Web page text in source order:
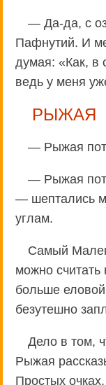
— Да-да, с
Пафнутий. И
думая: «Как, в
ведь у меня
РЫЖАЯ
— Рыжая
— Рыжая
— шептались
углам.
Самый
можно
больше
безутешно
Дело в том,
Рыжая
Простых